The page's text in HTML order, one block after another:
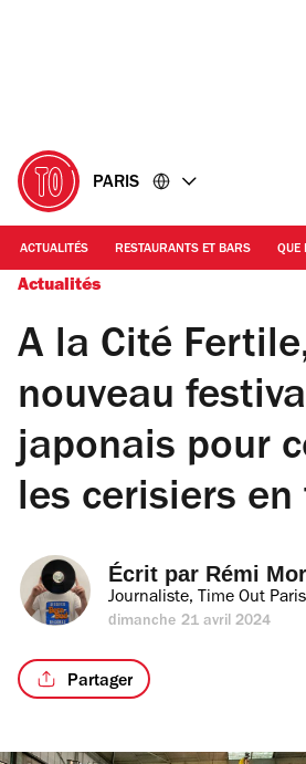
PARIS
ACTUALITÉS RESTAURANTS ET BARS QUE
Actualités
A la Cité
nouveau
japonais pour
les cerisiers en
Écrit par Rémi
Journaliste, Time Out Paris
dimanche 21 avril 2024
Partager